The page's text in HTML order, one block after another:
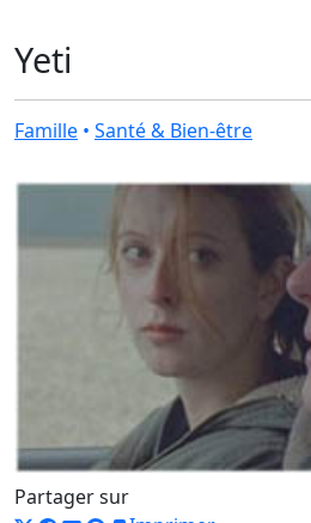
Yeti
Famille • Santé & Bien-être
Partager sur